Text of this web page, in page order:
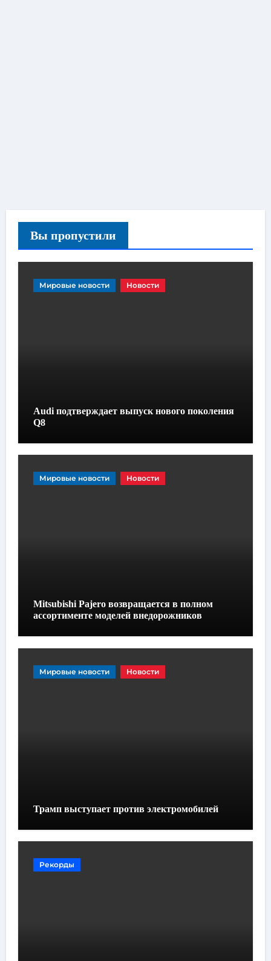
Вы пропустили
Мировые новости Новости
Audi подтверждает выпуск нового поколения
Q8
Мировые новости Новости
Mitsubishi Pajero возвращается в полном
ассортименте моделей внедорожников
Мировые новости Новости
Трамп выступает против электромобилей
Рекорды